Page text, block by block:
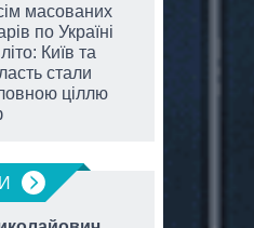
масованих
по Україні
Київ та
стали
ціллю